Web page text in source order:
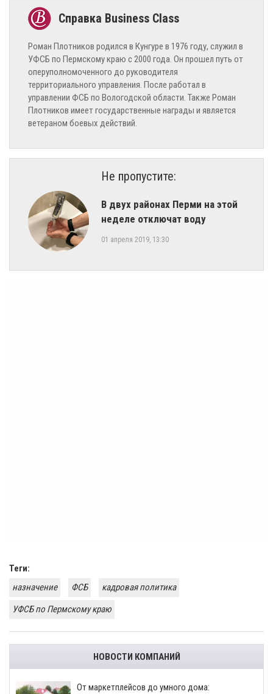
Роман Плотников родился в Кунгуре в 1976 году, служил в
УФСБ по Пермскому краю с 2000 года. Он прошел путь от
оперуполномоченного до руководителя
территориального управления. После работал в
управлении ФСБ по Вологодской области. Также Роман
Плотников имеет государственные награды и является
ветераном боевых действий.
Не пропустите:
В двух районах Перми на этой
неделе отключат воду
01 апреля 2019, 13:30
Теги:
назначение
ФСБ
кадровая политика
УФСБ по Пермскому краю
НОВОСТИ КОМПАНИЙ
От маркетплейсов до умного дома: